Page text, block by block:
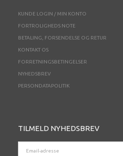
KUNDE LOGIN / MIN KONTO
FORTROLIGHEDS NOTE
BETALING, FORSENDELSE OG RETUR
KONTAKT OS
FORRETNINGSBETINGELSER
NYHEDSBREV
PERSONDATAPOLITIK
TILMELD NYHEDSBREV
ADRESSE